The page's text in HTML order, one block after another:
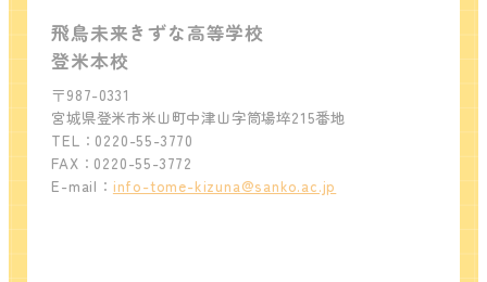
飛鳥未来きずな高等学校
登米本校
〒987-0331
宮城県登米市米山町中津山字筒場埣215番地
TEL：0220-55-3770
FAX：0220-55-3772
E-mail： info-tome-kizuna@sanko.ac.jp